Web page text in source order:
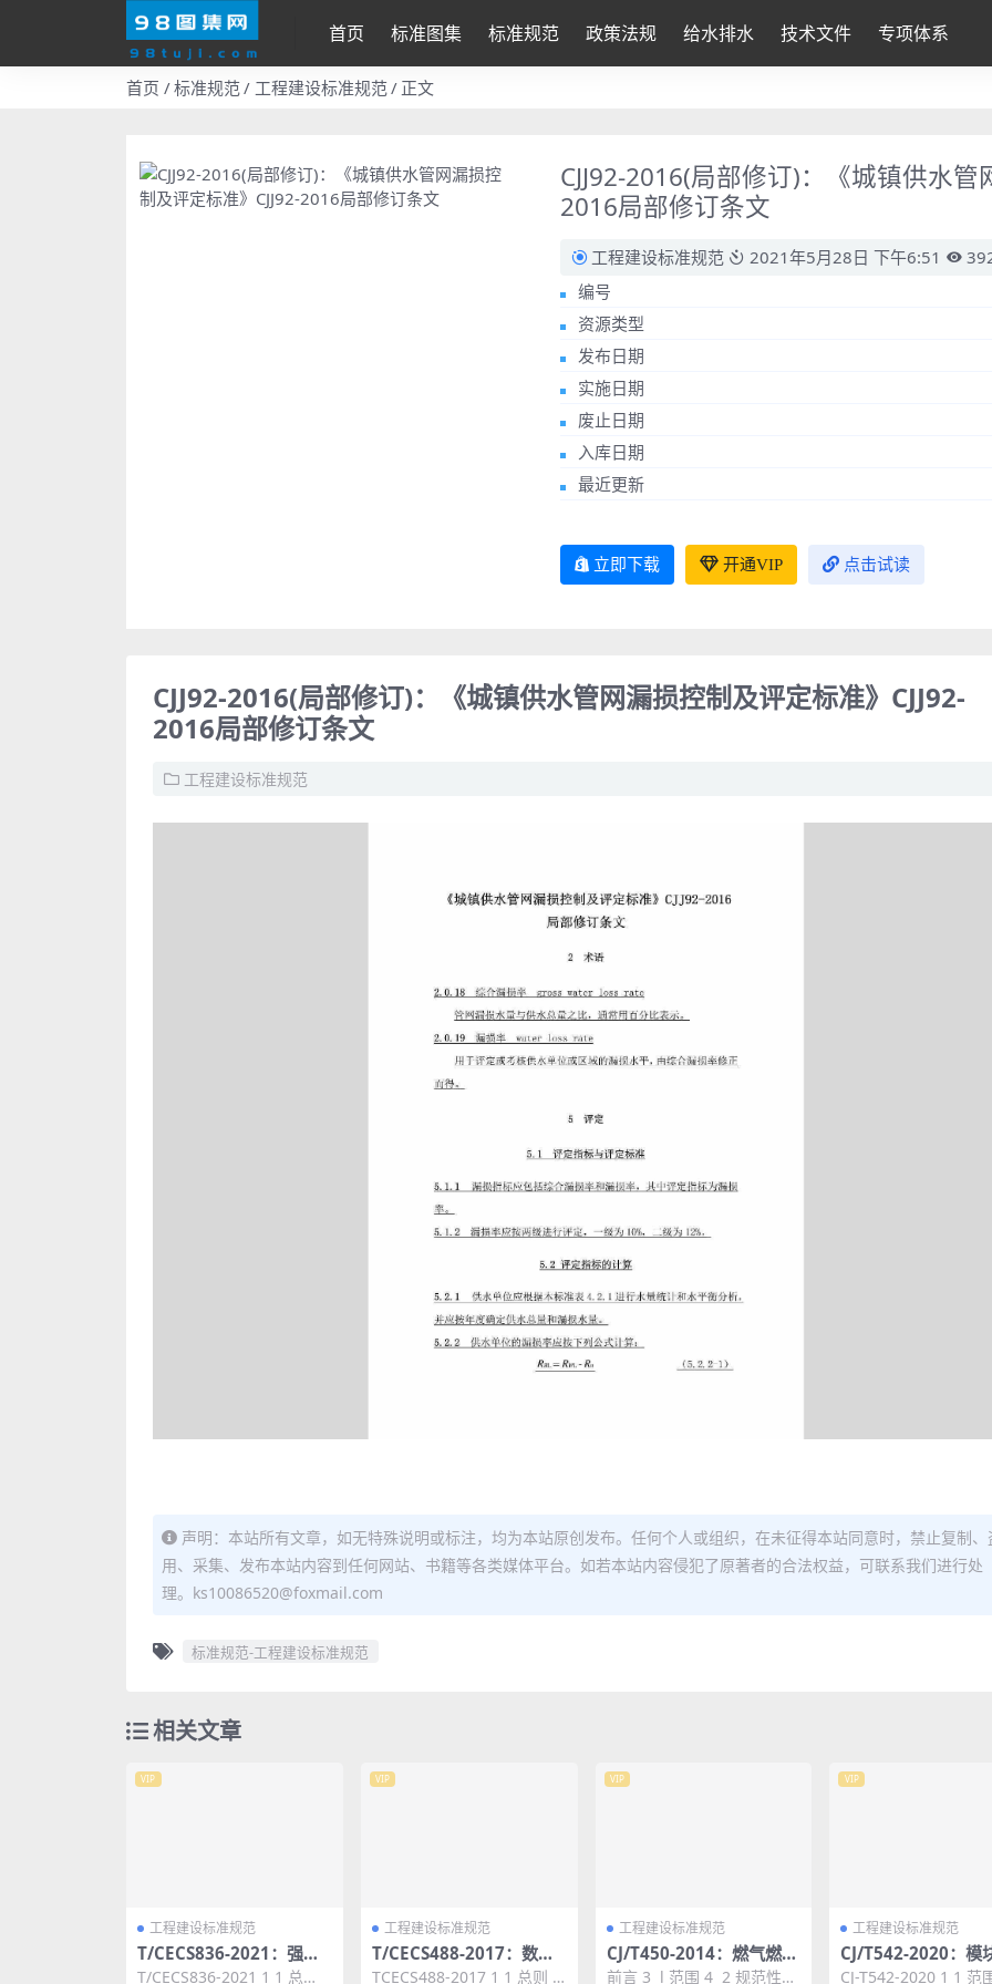
首页 标准图集 标准规范 政策法规 给水排水 技术文件 专项体系
首页 标准规范 工程建设标准规范 正文
CJJ92-2016(局部修订)：《城镇供水
2016局部修订条文
工程建设标准规范 2021年5月28日 下午6:51
编号
资源类型
发布日期
实施日期
废止日期
入库日期
最近更新
立即下载 开通VIP 点击试读
CJJ92-2016(局部修订)：《城镇供水管网漏损控制及评定标准》CJJ92-
2016局部修订条文
工程建设标准规范
声明：本站所有文章，如无特殊说明或标注，均为本站原创发布。任何个人或组织，在未征得本站同意时，禁止复制、
用、采集、发布本站内容到任何网站、书籍等各类媒体平台。如若本站内容侵犯了原著者的合法权益，可联系我们进行处
理。ks10086520@foxmail.com
标准规范-工程建设标准规范
相关文章
VIP
工程建设标准规范
T/CECS836-2021：强电
分电器系统技术规程
T/CECS836-2021 1 1 总
VIP
工程建设标准规范
T/CECS488-2017：数据
中心等级评定标准
TCECS488-2017 1 1 总则 1
VIP
工程建设标准规范
CJ/T450-2014：燃气燃烧
器具气动式燃气与空气比
前言 3 l 范围 4 2 规范性引
VIP
工程建设标准规范
CJ/T542-2020：模
水储水设施
CJ-T542-2020 1 1 范